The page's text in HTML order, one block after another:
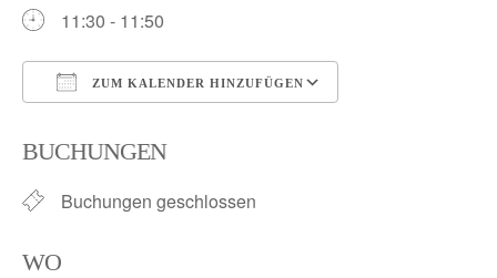
11:30 - 11:50
ZUM KALENDER HINZUFÜGEN
BUCHUNGEN
Buchungen geschlossen
WO